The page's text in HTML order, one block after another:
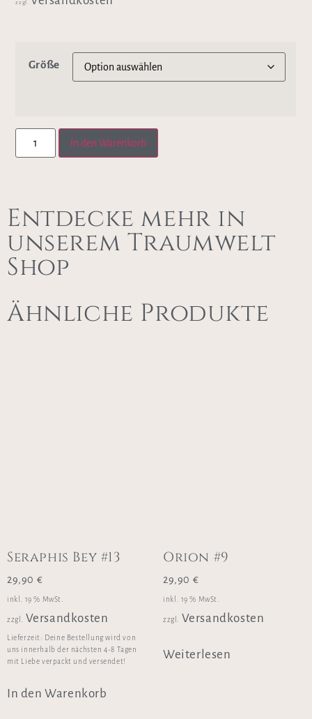
zzgl.
Größe
In den Warenkorb
Entdecke mehr in
unserem Traumwelt
Shop
Ähnliche Produkte
Seraphis Bey #13
29,90 €
inkl. 19 % MwSt.
zzgl. Versandkosten
Lieferzeit: Deine Bestellung wird von
uns innerhalb der nächsten 4-8 Tagen
mit Liebe verpackt und versendet!
In den Warenkorb
Orion #9
29,90 €
inkl. 19 % MwSt.
zzgl. Versandkosten
Weiterlesen